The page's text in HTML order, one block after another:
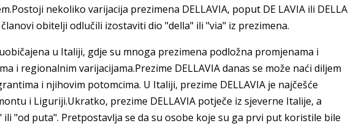
nekoliko varijacija prezimena DELLAVIA, poput DE LAVIA ili DELLA
obitelji odlučili izostaviti dio "della" ili "via" iz prezimena.
u Italiji, gdje su mnoga prezimena podložna promjenama i
i regionalnim varijacijama.Prezime DELLAVIA danas se može naći diljem
i njihovim potomcima. U Italiji, prezime DELLAVIA je najčešće
i Liguriji.Ukratko, prezime DELLAVIA potječe iz sjeverne Italije, a
"od puta". Pretpostavlja se da su osobe koje su ga prvi put koristile bile